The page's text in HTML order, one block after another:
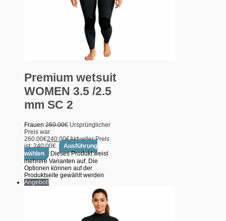
Premium wetsuit
WOMEN 3.5 /2.5
mm SC 2
Frauen 260.00€ Ursprünglicher
Preis war:
260.00€240.00€Aktueller Preis
ist: 240.00€.
Ausführung
wählen
Dieses Produkt weist
mehrere Varianten auf. Die
Optionen können auf der
Produktseite gewählt werden
Angebot!